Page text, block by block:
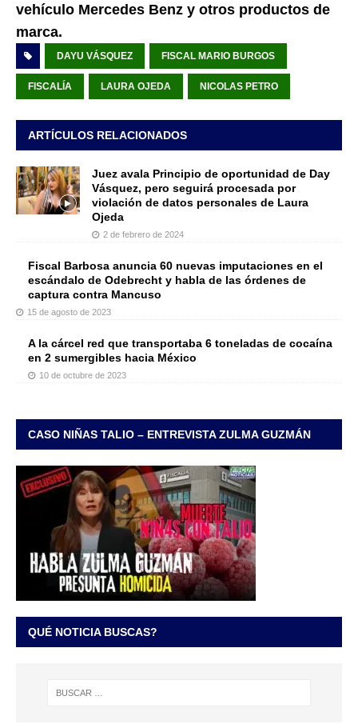
vehículo Mercedes Benz y otros productos de
marca.
DAYU VÁSQUEZ FISCAL MARIO BURGOS
FISCALÍA LAURA OJEDA NICOLAS PETRO
ARTÍCULOS RELACIONADOS
Juez avala Principio de oportunidad de Day
Vásquez, pero seguirá procesada por
violación de datos personales de Laura
Ojeda
2 de febrero de 2024
Fiscal Barbosa anuncia 60 nuevas imputaciones en el
escándalo de Odebrecht y habla de las órdenes de
captura contra Mancuso
15 de agosto de 2023
A la cárcel red que transportaba 6 toneladas de cocaína
en 2 sumergibles hacia México
10 de octubre de 2023
CASO NIÑAS TALIO – ENTREVISTA ZULMA GUZMÁN
QUÉ NOTICIA BUSCAS?